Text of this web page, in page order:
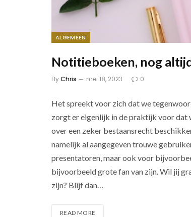
ALGEMEEN
Notitieboeken, nog
ByChris mei 18, 2023 0
Het spreekt voor zich dat we
zorgt er eigenlijk in de praktijk voor dat
over een zeker bestaansrecht
namelijk al aangegeven trouwe
presentatoren, maar ook voor
bijvoorbeeld grote fan van zijn. Wil jij
zijn? Blijf dan…
READ MORE